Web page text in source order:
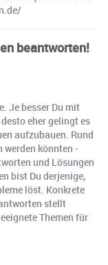
beantworten!
Je besser Du mit
eher gelingt es
aufzubauen. Rund
werden könnten -
und Lösungen
bist Du derjenige,
löst. Konkrete
stellt
Themen für